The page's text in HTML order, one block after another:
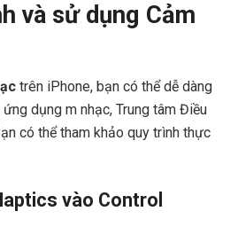
và sử dụng Cảm
trên iPhone, bạn có thể dễ dàng
dụng m nhạc, Trung tâm Điều
có thể tham khảo quy trình thực
vào Control